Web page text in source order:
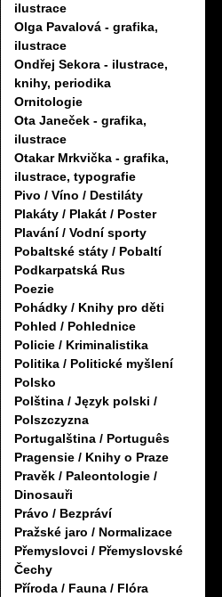
ilustrace
Olga Pavalová - grafika,
ilustrace
Ondřej Sekora - ilustrace,
knihy, periodika
Ornitologie
Ota Janeček - grafika,
ilustrace
Otakar Mrkvička - grafika,
ilustrace, typografie
Pivo / Víno / Destiláty
Plakáty / Plakát / Poster
Plavání / Vodní sporty
Pobaltské státy / Pobaltí
Podkarpatská Rus
Poezie
Pohádky / Knihy pro děti
Pohled / Pohlednice
Policie / Kriminalistika
Politika / Politické myšlení
Polsko
Polština / Język polski /
Polszczyzna
Portugalština / Português
Pragensie / Knihy o Praze
Pravěk / Paleontologie /
Dinosauři
Právo / Bezpráví
Pražské jaro / Normalizace
Přemyslovci / Přemyslovské
Čechy
Příroda / Fauna / Flóra